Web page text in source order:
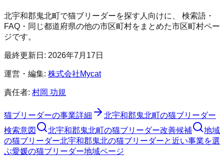
北宇和郡鬼北町で猫ブリーダーを探す人向けに、 検索語・
FAQ・同じ都道府県の他の市区町村をまとめた市区町村ペー
ジです。
最終更新日: 2026年7月17日
運営・編集: 株式会社Mycat
責任者: 村岡 功規
猫ブリーダーの事業詳細 北宇和郡鬼北町の猫ブリーダー
検索意図
北宇和郡鬼北町の猫ブリーダー改善候補
地域
の猫ブリーダー北宇和郡鬼北の猫ブリーダーと近い事業を選
ぶ愛媛の猫ブリーダー地域ページ